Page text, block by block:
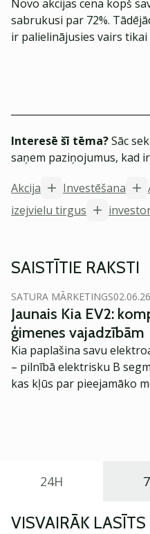
Novo akcijas cena kopš
sabrukusi par 72%.
ir palielinājusies vairs
Interesē šī tēma?Sāc
saņem paziņojumus, kad
Akcija
Investēšana
izejvielu tirgus
SAISTĪTIE RAKSTI
SATURA MĀRKETINGS
Jaunais Kia EV2:
ģimenes vajadzībām
Kia paplašina savu
– pilnībā elektrisku B
kas kļūs par pieejamāko
24H
VISVAIRĀK LASĪTS